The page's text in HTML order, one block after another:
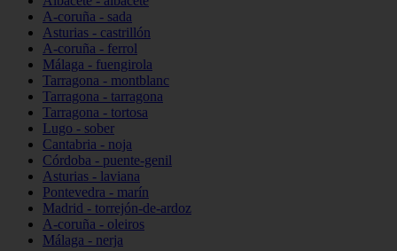
A-coruña - sada
Asturias - castrillón
A-coruña - ferrol
Málaga - fuengirola
Tarragona - montblanc
Tarragona - tarragona
Tarragona - tortosa
Lugo - sober
Cantabria - noja
Córdoba - puente-genil
Asturias - laviana
Pontevedra - marín
Madrid - torrejón-de-ardoz
A-coruña - oleiros
Málaga - nerja